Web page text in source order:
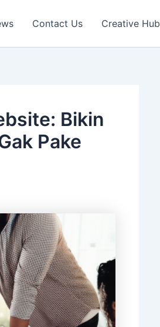
Contact Us Creative Hub
Bikin
Pake